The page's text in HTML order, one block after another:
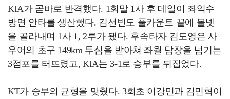
KIA가 곧바로 반격했다. 1회말 1사 후 데일이 좌익수
방면 안타를 생산했다. 김선빈도 풀카운트 끝에 볼넷
을 골라내며 1사 1, 2루가 됐다. 후속타자 김도영은 사
우어의 초구 149km 투심을 받아쳐 좌월 담장을 넘기는
3점포를 터뜨렸고, KIA는 3-1로 승부를 뒤집었다.
KT가 승부의 균형을 맞췄다. 3회초 이강민과 김민혁이